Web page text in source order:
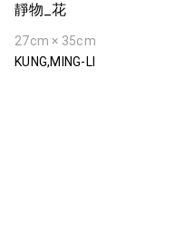
靜物_花
27cm × 35cm
KUNG,MING-LI